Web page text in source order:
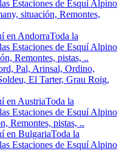
Estaciones de Esquí Alpino
situación, Remontes,
en AndorraToda la
Estaciones de Esquí Alpino
Remontes, pistas, ..
Pal, Arinsal, Ordino,
El Tarter, Grau Roig,
en AustriaToda la
Estaciones de Esquí Alpino
Remontes, pistas, ..
en BulgariaToda la
Estaciones de Esquí Alpino